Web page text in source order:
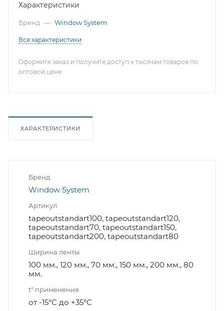
Характеристики
Бренд — Window System
Все характеристики
Оформите заказ и получите доступ к тысячам товаров по
оптовой цене
ХАРАКТЕРИСТИКИ
Бренд
Window System
Артикул
tapeoutstandart100, tapeoutstandart120,
tapeoutstandart70, tapeoutstandart150,
tapeoutstandart200, tapeoutstandart80
Ширина ленты
100 мм., 120 мм., 70 мм., 150 мм., 200 мм., 80
мм.
t° применения
от -15°C до +35°C